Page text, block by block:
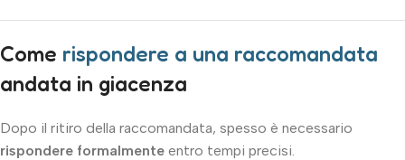
Come rispondere a una raccomandata
andata in giacenza
Dopo il ritiro della raccomandata, spesso è necessario
rispondere formalmente entro tempi precisi.